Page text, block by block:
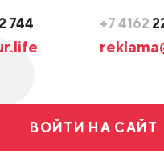
744
+7 4162
ВОЙТИ НА САЙТ